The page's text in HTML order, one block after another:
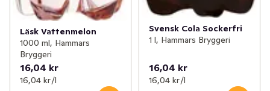
Läsk Vattenmelon
1000 ml, Hammars
Bryggeri
16,04 kr
16,04 kr /l
Svensk Cola Sockerfri
1 l, Hammars Bryggeri
16,04 kr
16,04 kr /l